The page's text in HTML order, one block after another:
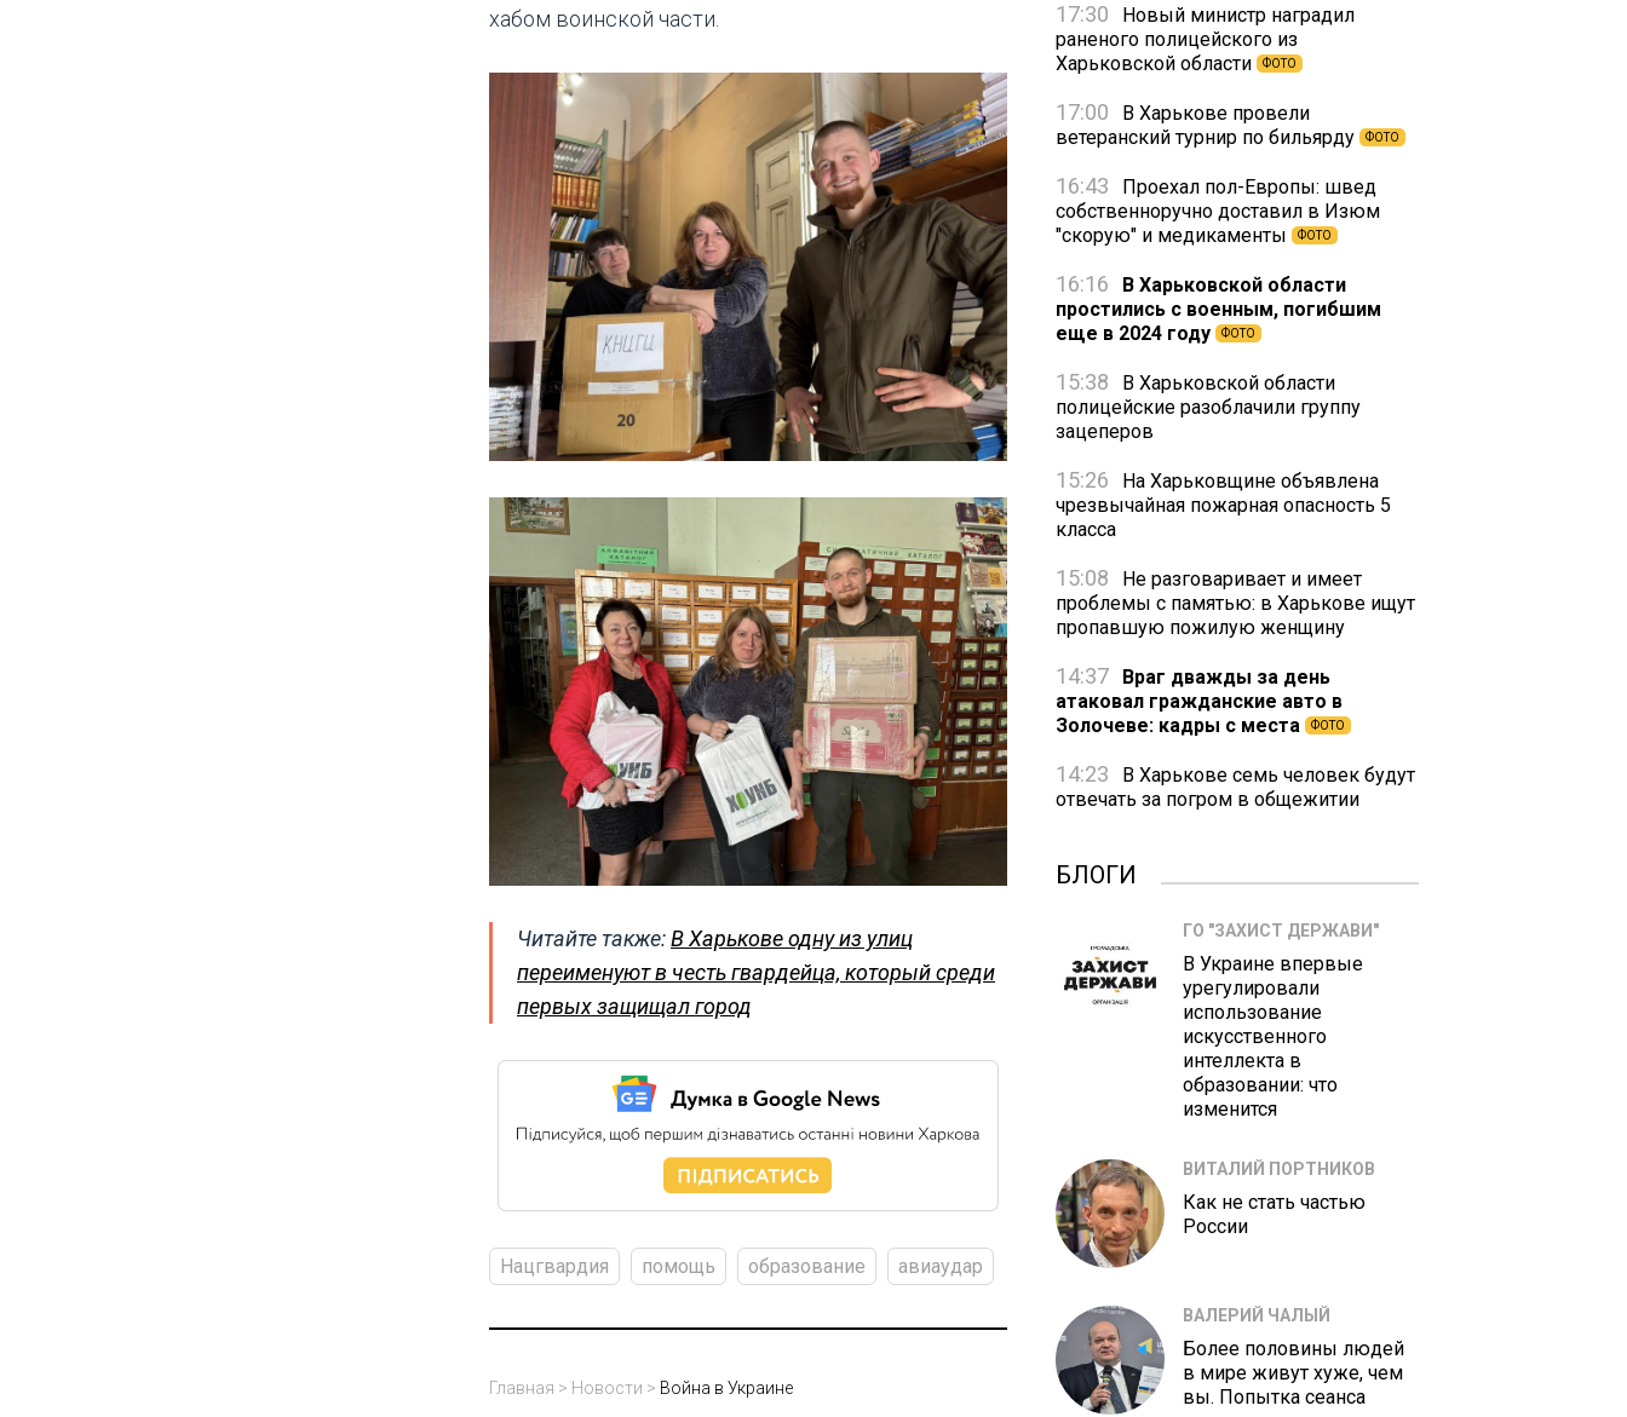
хабом воинской части.
Читайте также:В Харькове одну из улиц
переименуют в честь гвардейца, который среди
первых защищал город
Нацгвардия помощь образование авиаудар
Главная > Новости > Война в Украине
17:30
Новый министр наградил
раненого полицейского из
Харьковской области
ФОТО
17:00
В Харькове провели
ветеранский турнир по бильярду
ФОТО
16:43
Проехал пол-Европы: швед
собственноручно доставил в Изюм
"скорую" и медикаменты
ФОТО
16:16
В Харьковской области
простились с военным, погибшим
еще в 2024 году
ФОТО
15:38
В Харьковской области
полицейские разоблачили группу
зацеперов
15:26
На Харьковщине объявлена
чрезвычайная пожарная опасность 5
класса
15:08
Не разговаривает и имеет
проблемы с памятью: в Харькове ищут
пропавшую пожилую женщину
14:37
Враг дважды за день
атаковал гражданские авто в
Золочеве: кадры с места
ФОТО
14:23
В Харькове семь человек будут
отвечать за погром в общежитии
БЛОГИ
ГО "ЗАХИСТ ДЕРЖАВИ"
В Украине впервые
урегулировали
использование
искусственного
интеллекта в
образовании: что
изменится
ВИТАЛИЙ ПОРТНИКОВ
Как не стать частью
России
ВАЛЕРИЙ ЧАЛЫЙ
Более половины людей
в мире живут хуже, чем
вы. Попытка сеанса